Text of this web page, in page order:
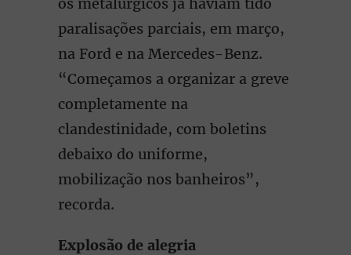
paralisações parciais, em março,
na Ford e na Mercedes-Benz.
“Começamos a organizar a greve
completamente na
clandestinidade, com boletins
debaixo do uniforme,
mobilização nos banheiros”,
recorda.
Explosão de alegria